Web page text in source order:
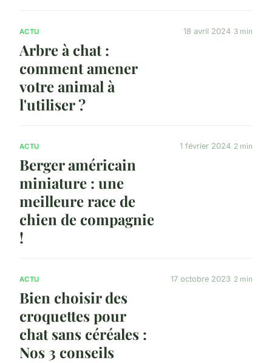
ACTU
Arbre à chat :
comment amener
votre animal à
l'utiliser ?
18 avril 2024 3 min
ACTU
Berger américain
miniature : une
meilleure race de
chien de compagnie
!
1 février 2024 2 min
ACTU
Bien choisir des
croquettes pour
chat sans céréales :
Nos 3 conseils
17 octobre 2023 2 min